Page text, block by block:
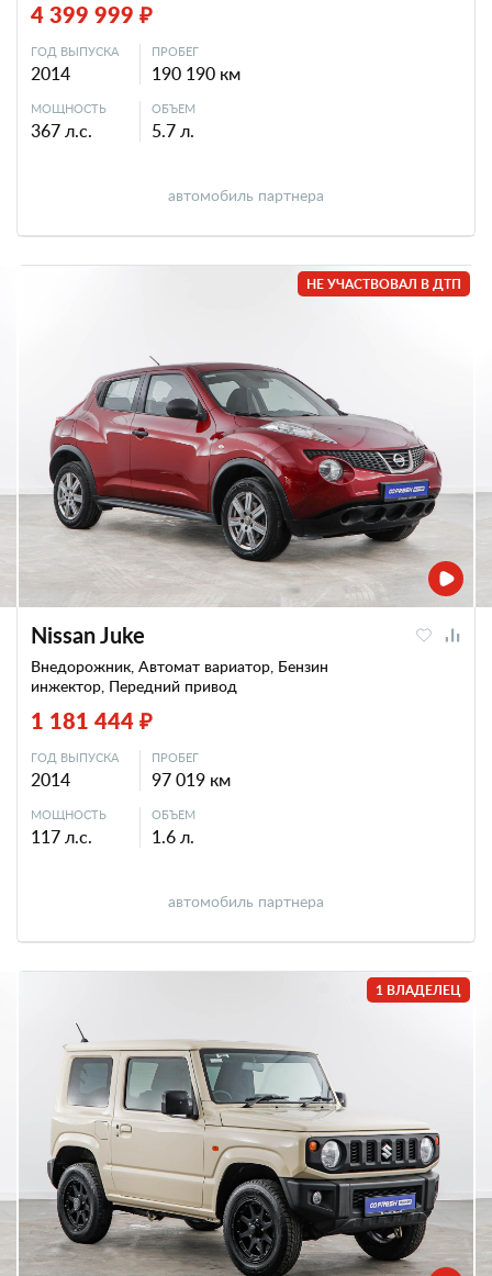
4 399 999 ₽
ГОД ВЫПУСКА
2014
ПРОБЕГ
190 190 км
МОЩНОСТЬ
367 л.с.
ОБЪЕМ
5.7 л.
автомобиль партнера
НЕ УЧАСТВОВАЛ В ДТП
Nissan Juke
Внедорожник, Автомат вариатор, Бензин
инжектор, Передний привод
1 181 444 ₽
ГОД ВЫПУСКА
2014
ПРОБЕГ
97 019 км
МОЩНОСТЬ
117 л.с.
ОБЪЕМ
1.6 л.
автомобиль партнера
1 ВЛАДЕЛЕЦ